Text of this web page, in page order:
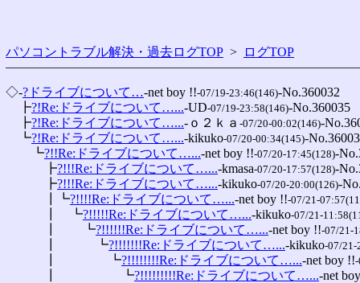
パソコントラブル解決・過去ログTOP > ログTOP
◇-?ドライブについて…-net boy !!-07/19-23:46(146)-No.360032
┣?!Re:ドライブについて…...-UD-07/19-23:58(146)-No.360035
┣?!Re:ドライブについて…...-ｏ２ｋａ -07/20-00:02(146)-
┗?!Re:ドライブについて…...-kikuko-07/20-00:34(145)-
┗?!!Re:ドライブについて…...-net boy !!-07/20-17:45(128)-
┣?!!!Re:ドライブについて…...-kmasa-07/20-17:57(128)-
┣?!!!Re:ドライブについて…...-kikuko-07/20-20:00(126)-
┃┗?!!!!Re:ドライブについて…...-net boy !!-07/21-
┃　┗?!!!!!Re:ドライブについて…...-kikuko-07/21-
┃　　┗?!!!!!!Re:ドライブについて…...-net boy !!-07/21-
┃　　　┗?!!!!!!!Re:ドライブについて…...-kikuko-07/21-
┃　　　　┗?!!!!!!!!Re:ドライブについて…...-net boy !!
┃　　　　　┗?!!!!!!!!!Re:ドライブについて…...-net